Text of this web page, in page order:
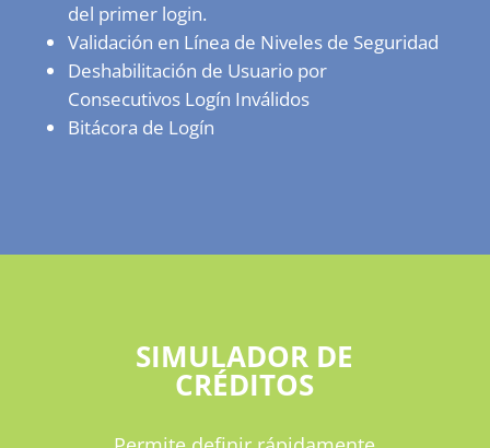
del primer login.
Validación en Línea de Niveles de Seguridad
Deshabilitación de Usuario por
Consecutivos Logín Inválidos
Bitácora de Logín
SIMULADOR DE
CRÉDITOS